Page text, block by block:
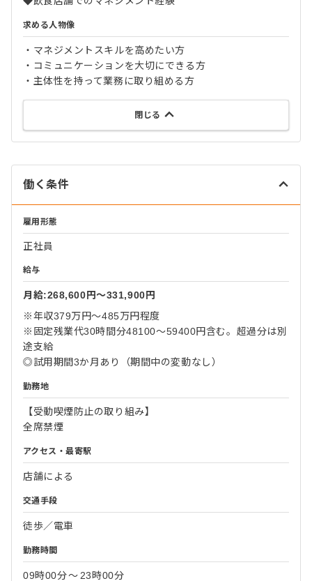
求める人物像
・マネジメントスキルを高めたい方
・コミュニケーションを大切にできる方
・主体性を持って業務に取り組める方
閉じる
働く条件
雇用形態
正社員
給与
月給:268,600円〜331,900円
※年収379万円～485万円程度
※固定残業代30時間分48100～59400円含む。超過分は別
途支給
◎試用期間3か月あり（期間中の変動なし）
勤務地
【受動喫煙防止の取り組み】
全席禁煙
アクセス・最寄駅
店舗による
交通手段
徒歩／電車
勤務時間
09時00分〜 23時00分